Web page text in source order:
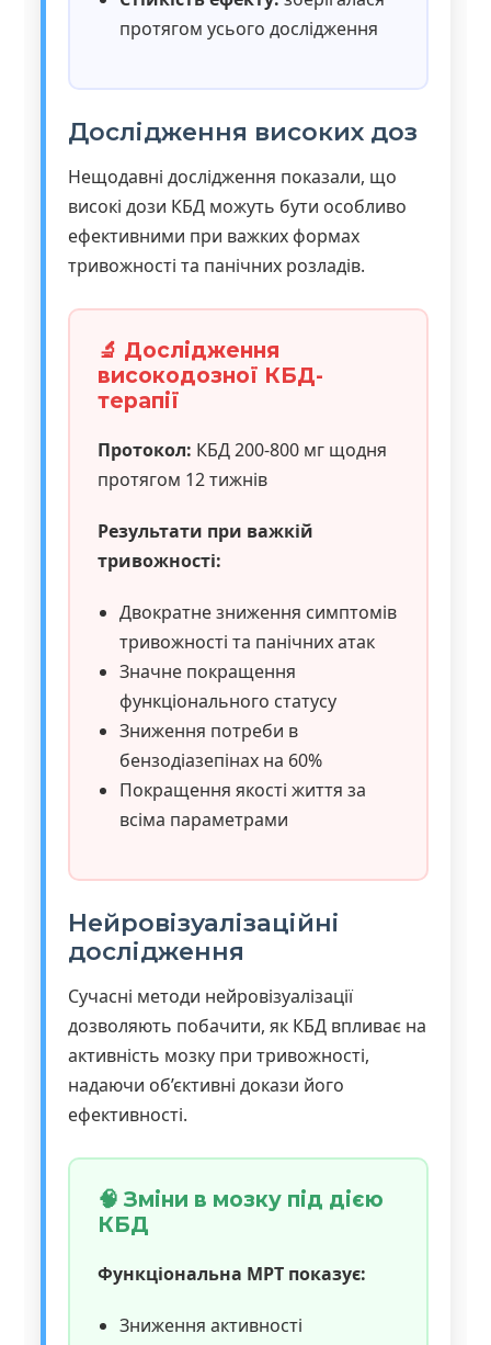
протягом усього дослідження
Дослідження високих доз
Нещодавні дослідження показали, що
високі дози КБД можуть бути особливо
ефективними при важких формах
тривожності та панічних розладів.
🔬 Дослідження
високодозної КБД-
терапії
Протокол: КБД 200-800 мг щодня
протягом 12 тижнів
Результати при важкій
тривожності:
Двократне зниження симптомів
тривожності та панічних атак
Значне покращення
функціонального статусу
Зниження потреби в
бензодіазепінах на 60%
Покращення якості життя за
всіма параметрами
Нейровізуалізаційні
дослідження
Сучасні методи нейровізуалізації
дозволяють побачити, як КБД впливає на
активність мозку при тривожності,
надаючи об’єктивні докази його
ефективності.
🧠 Зміни в мозку під дією
КБД
Функціональна МРТ показує:
Зниження активності